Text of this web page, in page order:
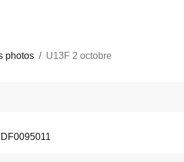
photos U13F 2 octobre